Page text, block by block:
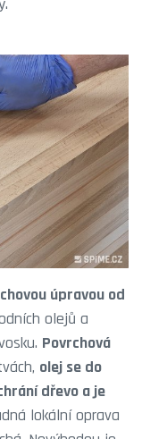
úpravou od
olejů a
Povrchová
olej se do
dřevo a je
lokální oprava